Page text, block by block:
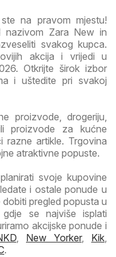
na pravom mjestu!
nazivom Zara New in
svakog kupca.
akcija i vrijedi u
Otkrijte širok izbor
i uštedite pri svakoj
proizvode, drogeriju,
proizvode za kućne
razne artikle. Trgovina
atraktivne popuste.
svoje kupovine
i ostale ponude u
pregled popusta u
se najviše isplati
akcijske ponude i
, New Yorker, Kik,
.